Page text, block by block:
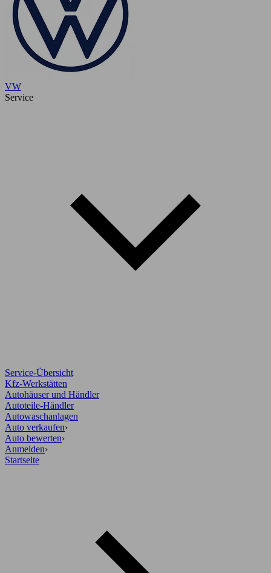
VW
Service
Service-Übersicht
Kfz-Werkstätten
Autohäuser und Händler
Autoteile-Händler
Autowaschanlagen
Auto verkaufen›
Auto bewerten›
Anmelden›
Startseite